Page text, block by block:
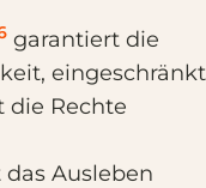
garantiert die
eingeschränkt
die Rechte
Ausleben